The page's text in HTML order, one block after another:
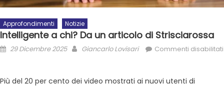
Approfondimenti Notizie
Intelligente a chi? Da un articolo di Strisciarossa
29 Dicembre 2025 Giancarlo Lovisari Commenti disabilitati
Più del 20 per cento dei video mostrati ai nuovi utenti di